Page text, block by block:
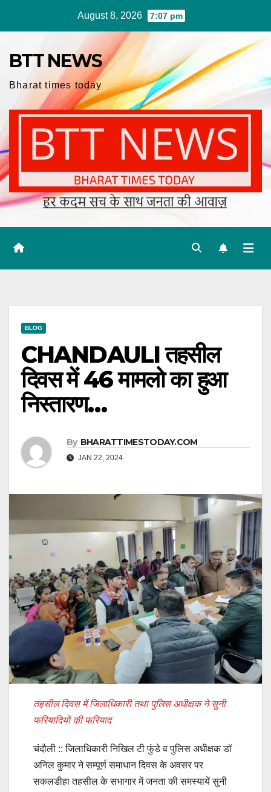
August 8, 2026 7:07 pm
BTT NEWS
Bharat times today
BLOG
CHANDAULI तहसील
दिवस में 46 मामलो का हुआ
निस्तारण…
By BHARATTIMESTODAY.COM
JAN 22, 2024
तहसील दिवस में जिलाधिकारी तथा पुलिस अधीक्षक ने सुनी
फरियादियों की फरियाद
चंदौली :: जिलाधिकारी निखिल टी फुंडे व पुलिस अधीक्षक डॉ
अनिल कुमार ने सम्पूर्ण समाधान दिवस के अवसर पर
सकलडीहा तहसील के सभागार में जनता की समस्यायें सुनी